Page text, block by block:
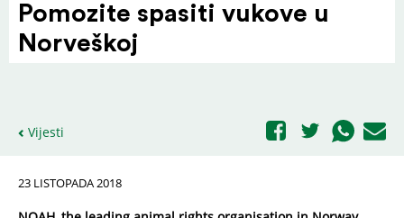
Pomozite spasiti vukove u
Norveškoj
Vijesti
23 LISTOPADA 2018